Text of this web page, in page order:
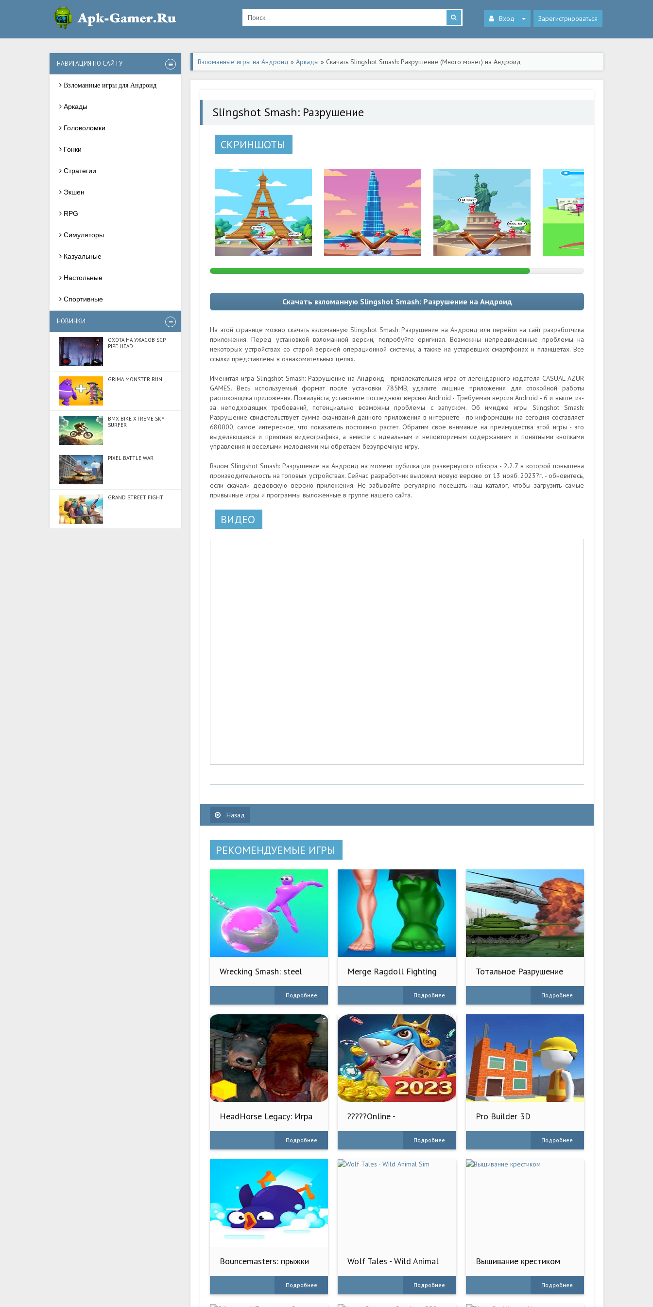
Вход Зарегистрироваться
НАВИГАЦИЯ ПО САЙТУ
Взломанные игры для Андроид
Аркады
Головоломки
Гонки
Стратегии
Экшен
RPG
Симуляторы
Казуальные
Настольные
Спортивные
НОВИНКИ
ОХОТА НА УЖАСОВ SCP
PIPE HEAD
GRIMA MONSTER RUN
BMX BIKE XTREME SKY
SURFER
PIXEL BATTLE WAR
GRAND STREET FIGHT
Взломанные игры на Андроид » Аркады » Скачать Slingshot Smash: Разрушение (Много монет) на Андроид
Slingshot Smash: Разрушение
СКРИНШОТЫ
Скачать взломанную Slingshot Smash: Разрушение на Андроид
На этой странице можно скачать взломанную Slingshot Smash: Разрушение на Андроид или перейти на сайт разработчика
приложения. Перед установкой взломанной версии, попробуйте оригинал. Возможны непредвиденные проблемы на
некоторых устройствах со старой версией операционной системы, а также на устаревших смартфонах и планшетах. Все
ссылки представлены в ознакомительных целях.
Именитая игра Slingshot Smash: Разрушение на Андроид - привлекательная игра от легендарного издателя CASUAL AZUR
GAMES. Весь используемый формат после установки 785MB, удалите лишние приложения для спокойной работы
распоковщика приложения. Пожалуйста, установите последнюю версию Android - Требуемая версия Android - 6 и выше, из-
за неподходящих требований, потенциально возможны проблемы с запуском. Об имидже игры Slingshot Smash:
Разрушение свидетельствует сумма скачиваний данного приложения в интернете - по информации на сегодня составляет
680000, самое интересное, что показатель постоянно растет. Обратим свое внимание на преимущества этой игры - это
выделяющаяся и приятная видеографика, а вместе с идеальным и неповторимым содержанием и понятными кнопками
управления и веселыми мелодиями мы обретаем безупречную игру.
Взлом Slingshot Smash: Разрушение на Андроид на момент пубилкации развернутого обзора - 2.2.7 в которой повышена
производительность на топовых устройствах. Сейчас разработчик выложил новую версию от 13 нояб. 2023?г. - обновитесь,
если скачали дедовскую версию приложения. Не забывайте регулярно посещать наш каталог, чтобы загрузить самые
привычные игры и программы выложенные в группе нашего сайта.
ВИДЕО
Назад
РЕКОМЕНДУЕМЫЕ ИГРЫ
Wrecking Smash: steel
Подробнее
Merge Ragdoll Fighting
Подробнее
Тотальное Разрушение
Подробнее
HeadHorse Legacy: Игра
Подробнее
?????Online -
Подробнее
Pro Builder 3D
Подробнее
Bouncemasters: прыжки
Подробнее
Wolf Tales - Wild Animal
Подробнее
Вышивание крестиком
Подробнее